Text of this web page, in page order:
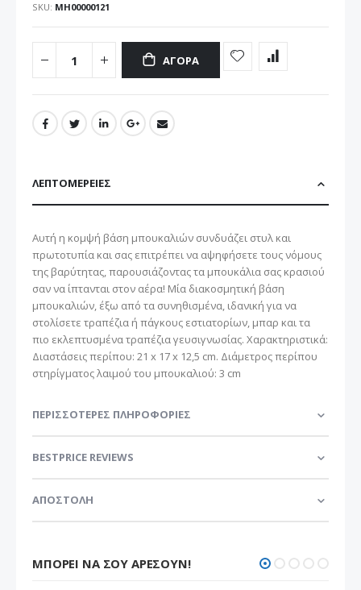
SKU ΜΗ00000121
ΑΓΟΡΆ
ΛΕΠΤΟΜΈΡΕΙΕΣ
Aυτή η κομψή βάση μπουκαλιών συνδυάζει στυλ και
πρωτοτυπία και σας επιτρέπει να αψηφήσετε τους νόμους
της βαρύτητας, παρουσιάζοντας τα μπουκάλια σας κρασιού
σαν να ίπτανται στον αέρα! Μία διακοσμητική βάση
μπουκαλιών, έξω από τα συνηθισμένα, ιδανική για να
στολίσετε τραπέζια ή πάγκους εστιατορίων, μπαρ και τα
πιο εκλεπτυσμένα τραπέζια γευσιγνωσίας. Χαρακτηριστικά:
Διαστάσεις περίπου: 21 x 17 x 12,5 cm. Διάμετρος περίπου
στηρίγματος λαιμού του μπουκαλιού: 3 cm
ΠΕΡΙΣΣΌΤΕΡΕΣ ΠΛΗΡΟΦΟΡΊΕΣ
BESTPRICE REVIEWS
ΑΠΟΣΤΟΛΗ
ΜΠΟΡΕΊ ΝΑ ΣΟΥ ΑΡΈΣΟΥΝ!